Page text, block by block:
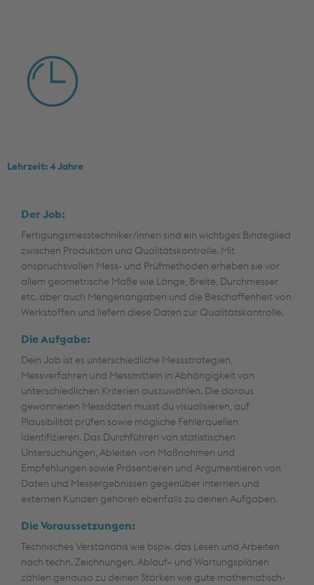
Lehrzeit: 4 Jahre
Der Job:
Fertigungsmesstechniker/innen sind ein wichtiges Bindeglied
zwischen Produktion und Qualitätskontrolle. Mit
anspruchsvollen Mess- und Prüfmethoden erheben sie vor
allem geometrische Maße wie Länge, Breite, Durchmesser
etc. aber auch Mengenangaben und die Beschaffenheit von
Werkstoffen und liefern diese Daten zur Qualitätskontrolle.
Die Aufgabe:
Dein Job ist es unterschiedliche Messstrategien,
Messverfahren und Messmitteln in Abhängigkeit von
unterschiedlichen Kriterien auszuwählen. Die daraus
gewonnenen Messdaten musst du visualisieren, auf
Plausibilität prüfen sowie mögliche Fehlerquellen
identifizieren. Das Durchführen von statistischen
Untersuchungen, Ableiten von Maßnahmen und
Empfehlungen sowie Präsentieren und Argumentieren von
Daten und Messergebnissen gegenüber internen und
externen Kunden gehören ebenfalls zu deinen Aufgaben.
Die Voraussetzungen:
Technisches Verständnis wie bspw. das Lesen und Arbeiten
nach techn. Zeichnungen, Ablauf– und Wartungsplänen
zählen genauso zu deinen Stärken wie gute mathematisch-